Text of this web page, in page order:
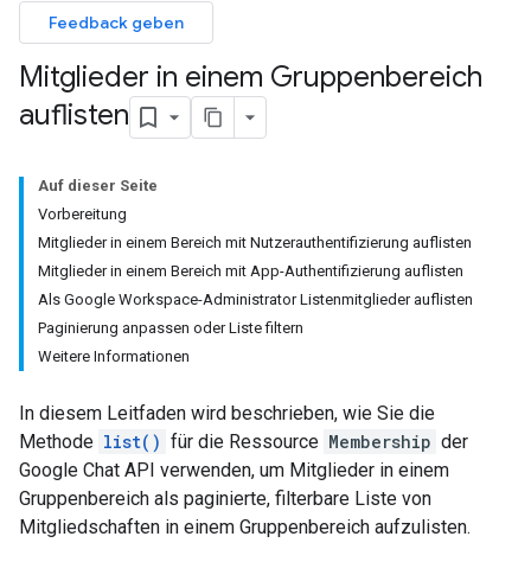
Feedback geben
Mitglieder in einem Gruppenbereich
auflisten
Auf dieser Seite
Vorbereitung
Mitglieder in einem Bereich mit Nutzerauthentifizierung auflisten
Mitglieder in einem Bereich mit App-Authentifizierung auflisten
Als Google Workspace-Administrator Listenmitglieder auflisten
Paginierung anpassen oder Liste filtern
Weitere Informationen
In diesem Leitfaden wird beschrieben, wie Sie die
Methode list() für die Ressource Membership der
Google Chat API verwenden, um Mitglieder in einem
Gruppenbereich als paginierte, filterbare Liste von
Mitgliedschaften in einem Gruppenbereich aufzulisten.